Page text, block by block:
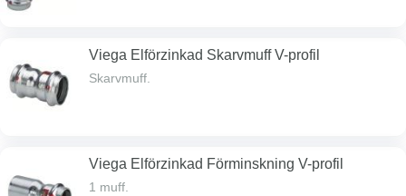
Viega Elförzinkad Skarvmuff V-profil
Skarvmuff.
Viega Elförzinkad Förminskning V-profil
1 muff.